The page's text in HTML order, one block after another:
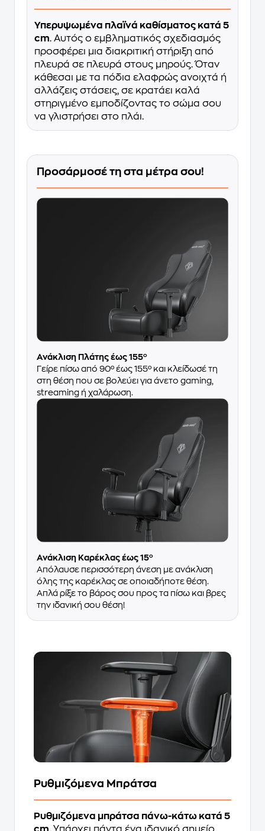
Υπερυψωμένα πλαϊνά καθίσματος κατά 5
cm. Αυτός ο εμβληματικός σχεδιασμός
προσφέρει μια διακριτική στήριξη από
πλευρά σε πλευρά στους μηρούς. Όταν
κάθεσαι με τα πόδια ελαφρώς ανοιχτά ή
αλλάζεις στάσεις, σε κρατάει καλά
στηριγμένο εμποδίζοντας το σώμα σου
να γλιστρήσει στο πλάι.
Προσάρμοσέ τη στα μέτρα σου!
Ανάκλιση Πλάτης έως 155º
Γείρε πίσω από 90º έως 155º και κλείδωσέ τη
στη θέση που σε βολεύει για άνετο gaming,
streaming ή χαλάρωση.
Ανάκλιση Καρέκλας έως 15º
Απόλαυσε περισσότερη άνεση με ανάκλιση
όλης της καρέκλας σε οποιαδήποτε θέση.
Απλά ρίξε το βάρος σου προς τα πίσω και βρες
την ιδανική σου θέση!
Ρυθμιζόμενα Μπράτσα
Ρυθμιζόμενα μπράτσα πάνω-κάτω κατά 5